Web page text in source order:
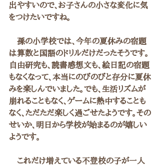
出やすいので、お子さんの小さな変化に気
をつけたいですね。
孫の小学校では、今年の夏休みの宿題
は算数と国語のドリルだけだったそうです。
自由研究も、読書感想文も、絵日記の宿題
もなくなって、本当にのびのびと存分に夏休
みを楽しんでいました。でも、生活リズムが
崩れることもなく、ゲームに熱中することも
なく、ただただ楽しく過ごせたようです。その
せいか、明日から学校が始まるのが嬉しい
ようです。
これだけ増えている不登校の子が一人